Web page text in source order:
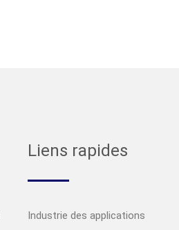
Liens rapides
Industrie des applications